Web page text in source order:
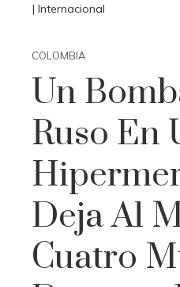
| Internacional
COLOMBIA
Un
Ruso En
Deja Al
Cuatro